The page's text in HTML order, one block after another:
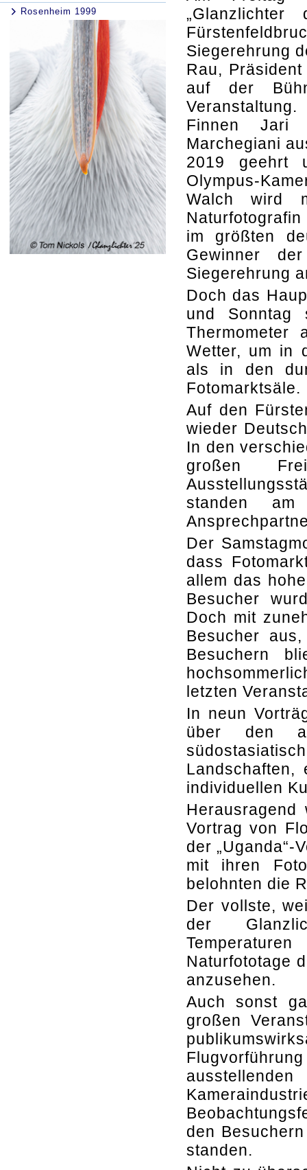
Rosenheim 1999
Siegerehrung
Rau,
auf der
Finnen Jari
Marchegiani
2019 geehrt
Olympus-
Walch wird
im größten
Gewinner
Siegerehrung
Doch das
und
Wetter, um in
als in den
Fotomarktsäle.
Auf den
wieder
In den
großen
standen am
Der
dass
allem das
Besucher
Doch mit
Besucher
Besuchern
letzten
In neun
über den
Landschaften,
individuellen
Herausragend
Vortrag von
der „Uganda“-
mit ihren
belohnten die
Der vollste,
der
Naturfototage
anzusehen.
Auch sonst
großen
den
standen.